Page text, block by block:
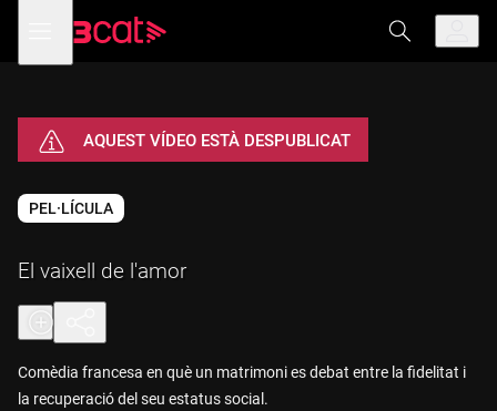
navegació
menú
de
AQUEST VÍDEO ESTÀ DESPUBLICAT
PEL·LÍCULA
El vaixell de l'amor
Comèdia francesa en què un matrimoni es debat entre la fidelitat i
la recuperació del seu estatus social.